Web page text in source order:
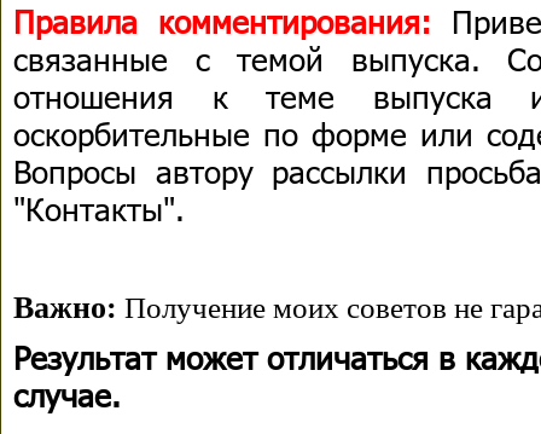
Правила комментирования:
связанные с темой выпуска.
отношения к теме выпуска
оскорбительные по форме или
Вопросы автору рассылки
"Контакты".
Важно: Получение моих советов не
Результат может отличаться в
случае.